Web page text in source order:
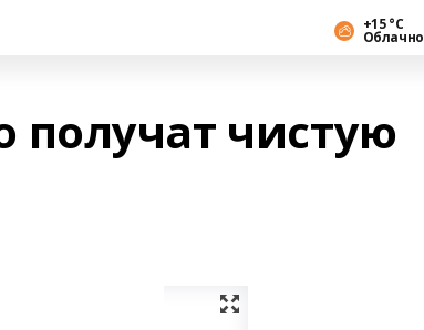
+15 °С
Облачно
получат чистую